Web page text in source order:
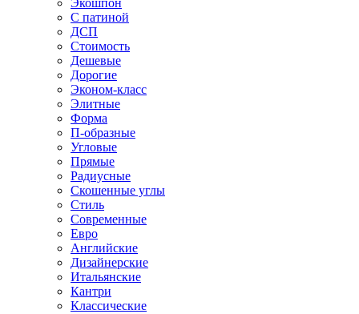
Экошпон
С патиной
ДСП
Стоимость
Дешевые
Дорогие
Эконом-класс
Элитные
Форма
П-образные
Угловые
Прямые
Радиусные
Скошенные углы
Стиль
Современные
Евро
Английские
Дизайнерские
Итальянские
Кантри
Классические